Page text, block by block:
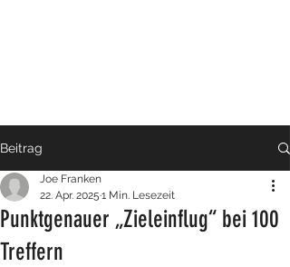
Beitrag
Punktgenauer „Zieleinflug“ bei 100
Treffern
Joe Franken
22. Apr. 2025 1 Min. Lesezeit